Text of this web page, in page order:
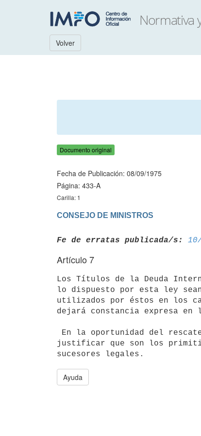
Volver
Documento original
Fecha de Publicación: 08/09/1975
Página: 433-A
Carilla: 1
CONSEJO DE MINISTROS
Fe de erratas publicada/s:
Artículo 7
Los Títulos de la Deuda
lo dispuesto por esta ley
utilizados por éstos en los
dejará constancia expresa
justificar que son los
Ayuda